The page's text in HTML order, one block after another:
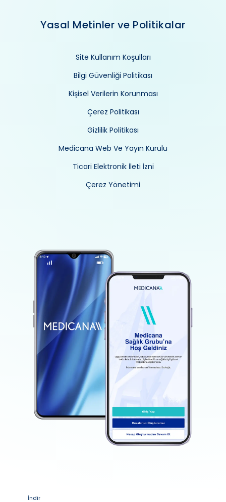
Yasal Metinler ve Politikalar
Site Kullanım Koşulları
Bilgi Güvenliği Politikası
Kişisel Verilerin Korunması
Çerez Politikası
Gizlilik Politikası
Medicana Web Ve Yayın Kurulu
Ticari Elektronik İleti İzni
Çerez Yönetimi
İndir